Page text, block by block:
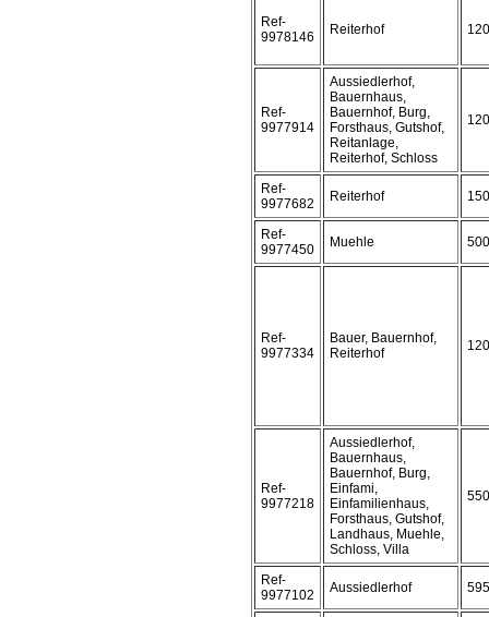
Ref-
9978146
Reiterhof
Ref-
9977914
Aussiedlerhof,
Bauernhaus,
Bauernhof, Burg,
Forsthaus, Gutshof,
Reitanlage,
Reiterhof, Schloss
Ref-
9977682
Reiterhof
Ref-
9977450
Muehle
Ref-
9977334
Bauer, Bauernhof,
Reiterhof
Ref-
9977218
Aussiedlerhof,
Bauernhaus,
Bauernhof, Burg,
Einfami,
Einfamilienhaus,
Forsthaus, Gutshof,
Landhaus, Muehle,
Schloss, Villa
Ref-
9977102
Aussiedlerhof